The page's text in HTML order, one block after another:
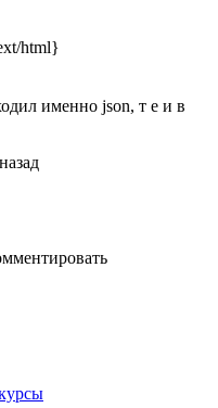
html}
именно json, т е и в